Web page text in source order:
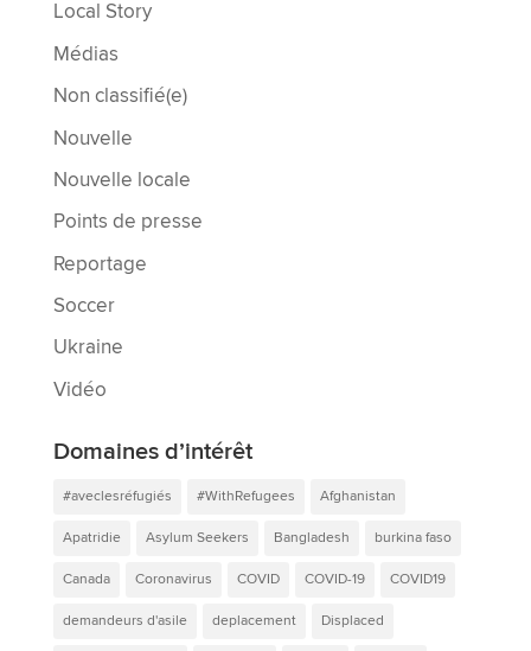
Local Story
Médias
Non classifié(e)
Nouvelle
Nouvelle locale
Points de presse
Reportage
Soccer
Ukraine
Vidéo
Domaines d’intérêt
#aveclesréfugiés #WithRefugees Afghanistan
Apatridie Asylum Seekers Bangladesh burkina faso
Canada Coronavirus COVID COVID-19 COVID19
demandeurs d'asile deplacement Displaced